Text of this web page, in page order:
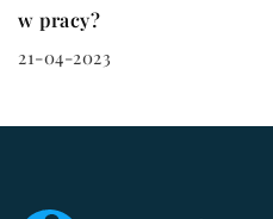
w pracy?
21-04-2023